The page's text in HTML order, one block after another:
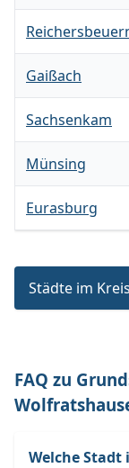
Gaißach
Sachsenkam
Münsing
Eurasburg
Städte im
FAQ zu
Welche